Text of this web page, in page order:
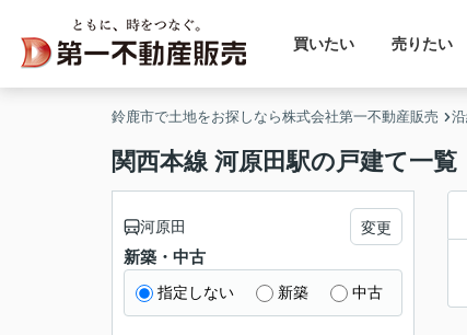
買いたい 売りたい
鈴鹿市で土地をお探しなら株式会社第一不動産販売
関西本線 河原田駅の戸建て一覧
河原田 変更
新築・中古
指定しない 新築 中古